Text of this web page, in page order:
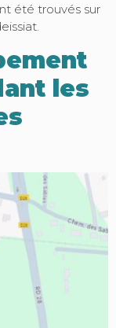
été trouvés sur
les